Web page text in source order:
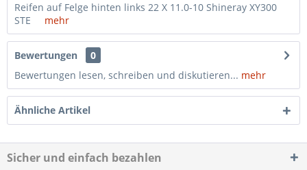
Reifen auf Felge hinten links 22 X 11.0-10 Shineray XY300
STE mehr
Bewertungen
0
Bewertungen lesen, schreiben und diskutieren... mehr
Ähnliche Artikel
Sicher und einfach bezahlen